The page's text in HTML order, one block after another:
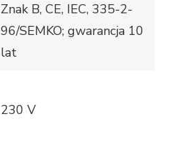
Znak B, CE, IEC, 335-2-
96/SEMKO; gwarancja 10
lat
230 V